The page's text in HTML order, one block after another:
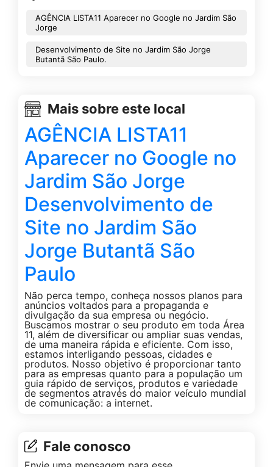
AGÊNCIA LISTA11 Aparecer no Google no Jardim São
Jorge
Desenvolvimento de Site no Jardim São Jorge
Butantã São Paulo.
Mais sobre este local
AGÊNCIA LISTA11
Aparecer no Google no
Jardim São Jorge
Desenvolvimento de
Site no Jardim São
Jorge Butantã São
Paulo
Não perca tempo, conheça nossos planos para
anúncios voltados para a propaganda e
divulgação da sua empresa ou negócio.
Buscamos mostrar o seu produto em toda Área
11, além de diversificar ou ampliar suas vendas,
de uma maneira rápida e eficiente. Com isso,
estamos interligando pessoas, cidades e
produtos. Nosso objetivo é proporcionar tanto
para as empresas quanto para a população um
guia rápido de serviços, produtos e variedade
de segmentos através do maior veículo mundial
de comunicação: a internet.
Fale conosco